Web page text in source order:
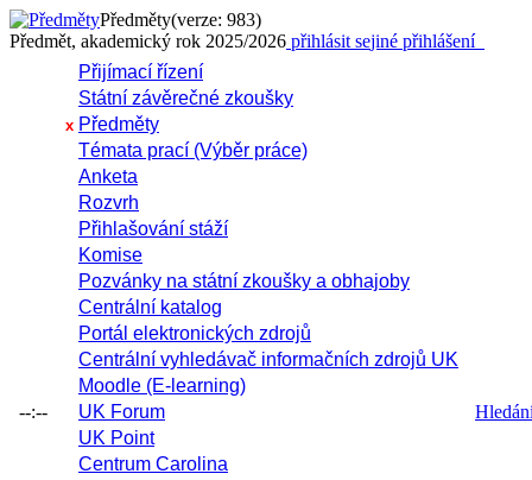
Předměty(verze: 983)
Předmět, akademický rok 2025/2026 přihlásit sejiné přihlášení
--:--
Přijímací řízení
Státní závěrečné zkoušky
x Předměty
Témata prací (Výběr práce)
Anketa
Rozvrh
Přihlašování stáží
Komise
Pozvánky na státní zkoušky a obhajoby
Centrální katalog
Portál elektronických zdrojů
Centrální vyhledávač informačních zdrojů UK
Moodle (E-learning)
UK Forum
UK Point
Centrum Carolina